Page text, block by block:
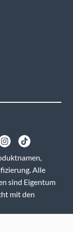
Alle
sind Eigentum
mit den